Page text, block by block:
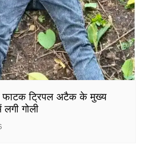
फाटक ट्रिपल अटैक के मुख्य
गोली